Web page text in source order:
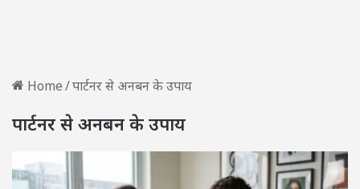
Home/पार्टनर से अनबन के उपाय
पार्टनर से अनबन के उपाय